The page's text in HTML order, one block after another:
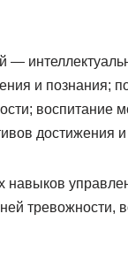
и познания;
воспитание
достижения и
тревожности,